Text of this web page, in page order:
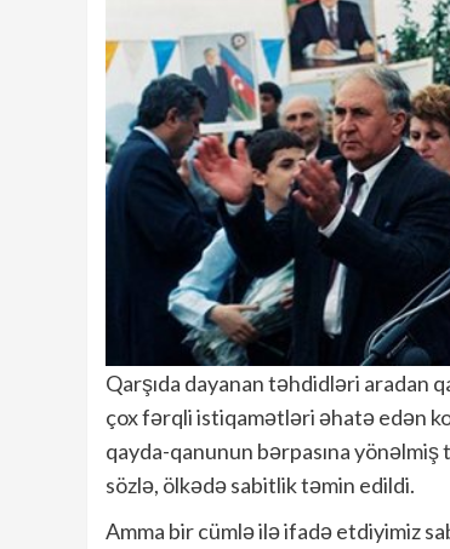
Qarşıda dayanan təhdidləri aradan
çox fərqli istiqamətləri əhatə edən
qayda-qanunun bərpasına yönəlmiş
sözlə, ölkədə sabitlik təmin edildi.
Amma bir cümlə ilə ifadə etdiyimiz